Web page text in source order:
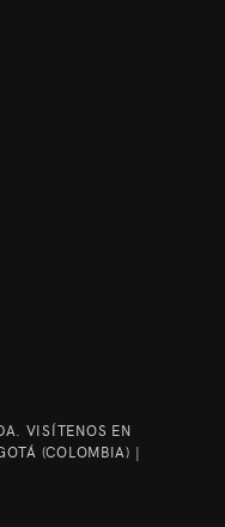
VISÍTENOS EN
(COLOMBIA) |